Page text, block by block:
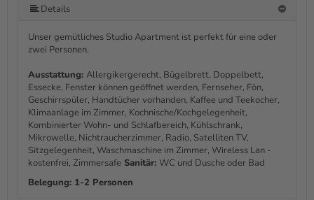
Details
Unser gemütliches Studio Apartment ist perfekt für eine oder
zwei Personen.
Ausstattung: Allergikergerecht, Bügelbrett, Doppelbett,
Essecke, Fenster können geöffnet werden, Fernseher, Fön,
Geschirrspüler, Handtücher vorhanden, Kaffee und Teekocher,
Klimaanlage im Zimmer, Kochnische/Kochgelegenheit,
Kombinierter Wohn- und Schlafbereich, Kühlschrank,
Mikrowelle, Nichtraucherzimmer, Radio, Satelliten TV,
Sitzgelegenheit, Waschmaschine im Zimmer, Wireless Lan -
kostenfrei, Zimmersafe Sanitär: WC und Dusche oder Bad
Belegung: 1-2 Personen